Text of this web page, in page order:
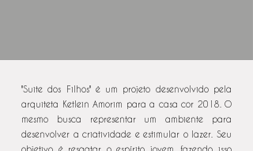
"Suite dos Filhos" é um projeto desenvolvido pela
arquiteta Ketlein Amorim para a casa cor 2018. O
mesmo busca representar um ambiente para
desenvolver a criatividade e estimular o lazer. Seu